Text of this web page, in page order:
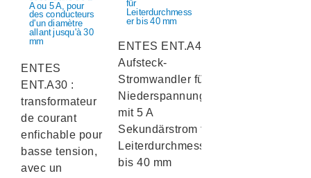
ENTES
ENT.A30 :
transformateur
de courant
enfichable pour
basse tension,
avec un
ENTES ENT.A40
Aufsteck-
Stromwandler für
Niederspannung
mit 5 A
Sekundärstrom für
Leiterdurchmesser
bis 40 mm